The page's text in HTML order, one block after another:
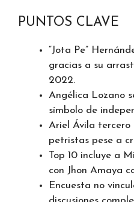
PUNTOS CLAVE
“Jota Pe”
gracias a su
2022.
Angélica Lozano
símbolo de
Ariel Ávila tercero
petristas pese a
Top 10 incluye a
con Jhon Amaya
Encuesta no